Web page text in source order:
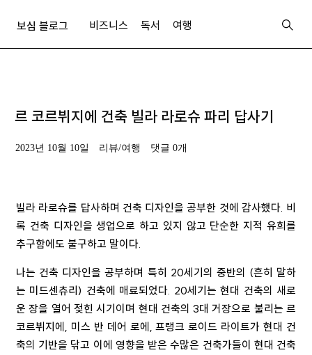
보심 블로그 비즈니스 독서 여행
르 코르뷔지에 건축 빌라 라로슈 파리 답사기
2023년 10월 10일 리뷰/여행 댓글 0개
빌라 라로슈를 답사하며 건축 디자인을 공부한 것에 감사했다. 비
록 건축 디자인을 생업으로 하고 있지 않고 단순한 지적 유희를
추구함에도 불구하고 말이다
나는 건축 디자인을 공부하며 특히 20세기의 중반의 (흔히 말하
는 미드센츄리) 건축에 매료되었다. 20세기는 현대 건축의 새로
운 장을 열어 젖힌 시기이며 현대 건축의3대 거장으로 불리는 르
코르뷔지에, 미스 반 데어 로에,프랭크 로이드 라이트가 현대 건
축의 기반을 닦고 이에 영향을 받은 수많은 건축가들이 현대 건축